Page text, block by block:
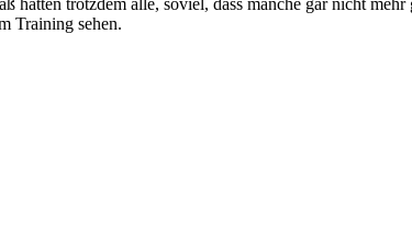
hatten trotzdem alle, soviel, dass manche gar nicht
Training sehen.